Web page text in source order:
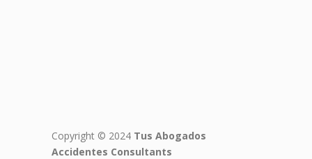
Copyright © 2024 Tus Abogados
Accidentes Consultants